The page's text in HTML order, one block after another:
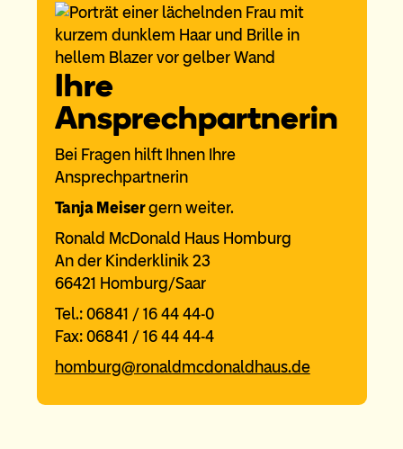
Ihre
Ansprechpartnerin
Bei Fragen hilft Ihnen Ihre
Ansprechpartnerin
Tanja Meisergern weiter.
Ronald McDonald Haus Homburg
An der Kinderklinik 23
66421 Homburg/Saar
Tel.: 06841 / 16 44 44-0
Fax: 06841 / 16 44 44-4
homburg@ronaldmcdonaldhaus.de